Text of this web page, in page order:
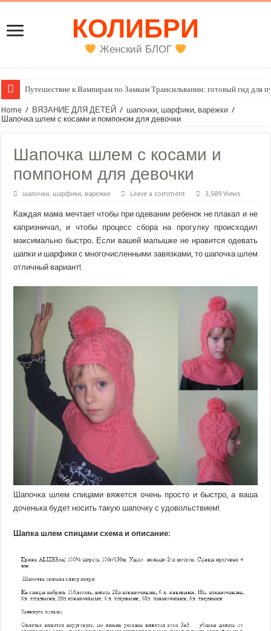
КОЛИБРИ
Женский БЛОГ
Путешествие к Вампирам по Замкам Трансильвании: готовый гид для
Женский внутренний голос
Home / ВЯЗАНИЕ ДЛЯ ДЕТЕЙ / шапочки, шарфики, варежки /
Шапочка шлем с косами и помпоном для девочки
Шапочка шлем с косами и
помпоном для девочки
шапочки, шарфики, варежки Leave a comment 3,589 Views
Каждая мама мечтает чтобы при одевании ребенок не плакал и не
капризничал, и чтобы процесс сбора на прогулку происходил
максимально быстро. Если вашей малышке не нравится одевать
шапки и шарфики с многочисленными завязками, то шапочка шлем
отличный вариант!
Шапочка шлем спицами вяжется очень просто и быстро, а ваша
доченька будет носить такую шапочку с удовольствием!
Шапка шлем спицами схема и описание: